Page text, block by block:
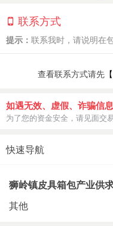
联系方式
提示： 联系我时，请说明在
查看联系方式请先
如遇无效、虚假、诈骗信
为了您的资金安全，请见面交
快速导航
狮岭镇皮具箱包产业供
其他